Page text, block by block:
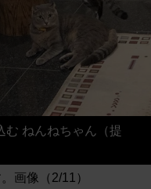
む ねんねちゃん（提
画像（2/11）